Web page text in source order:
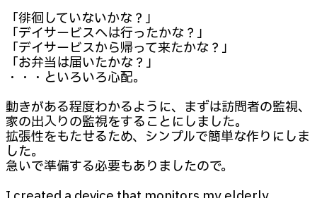
「徘徊していないかな？」
「デイサービスへは行ったかな？」
「デイサービスから帰って来たかな？」
「お弁当は届いたかな？」
・・・といろいろ心配。
動きがある程度わかるように、まずは訪問者の監視、
家の出入りの監視をすることにしました。
拡張性をもたせるため、シンプルで簡単な作りにしま
した。
急いで準備する必要もありましたので。